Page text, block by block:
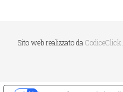
Sito web realizzato daCodiceClick.